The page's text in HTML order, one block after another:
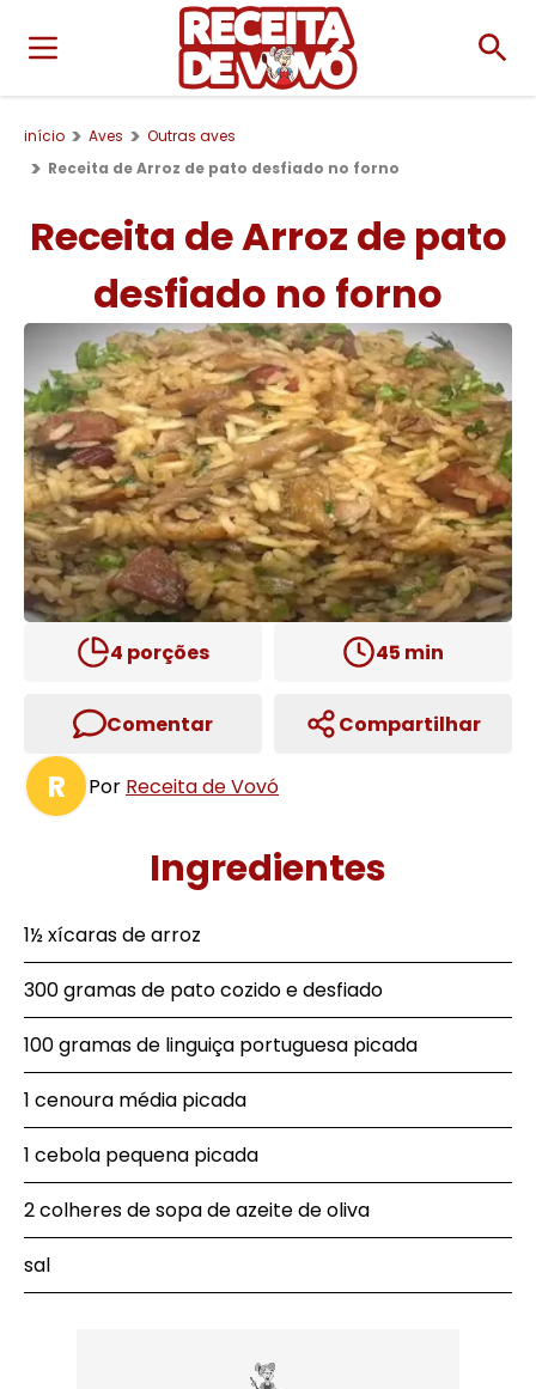
início Aves
Outras aves
Receita de Arroz de pato desfiado no forno
Receita de Arroz de pato
desfiado no forno
4 porções 45 min
Comentar Compartilhar
R Por Receita de Vovó
Ingredientes
1½ xícaras de arroz
300 gramas de pato cozido e desfiado
100 gramas de linguiça portuguesa picada
1 cenoura média picada
1 cebola pequena picada
2 colheres de sopa de azeite de oliva
sal